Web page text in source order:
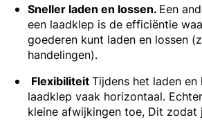
Sneller laden en lossen. Een
een laadklep is de efficiëntie
goederen kunt laden en lossen
handelingen).
FlexibiliteitTijdens het laden
laadklep vaak horizontaal.
kleine afwijkingen toe, Dit zodat